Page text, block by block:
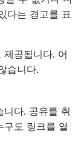
다는 경고를 표
공됩니다. 어
습니다.
다. 공유를 취
구도 링크를 열